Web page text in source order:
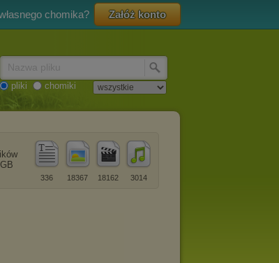
chomika? Załóż konto
pliki chomiki
3014
18162
18367
336
GB